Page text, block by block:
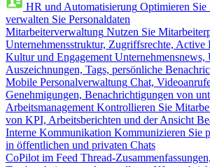
HR und Automatisierung Optimieren
verwalten Sie Personaldaten
Mitarbeiterverwaltung Nutzen Sie
Unternehmensstruktur, Zugriffsrechte, Active
Kultur und Engagement Unternehmensnews,
Auszeichnungen, Tags, persönliche
Mobile Personalverwaltung Chat,
Genehmigungen, Benachrichtigungen von
Arbeitsmanagement Kontrollieren Sie
von KPI, Arbeitsberichten und der Ansicht
Interne Kommunikation Kommunizieren Sie
in öffentlichen und privaten Chats
CoPilot im Feed Thread-